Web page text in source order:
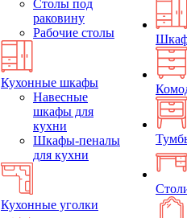
Столы под
раковину
Рабочие столы
Кухонные шкафы
Навесные
шкафы для
кухни
Шкафы-пеналы
для кухни
Кухонные уголки